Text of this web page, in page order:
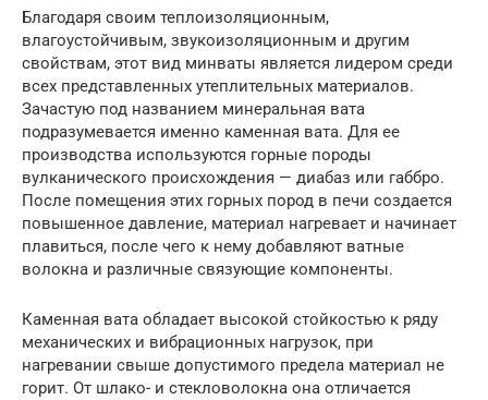
Благодаря своим теплоизоляционным,
влагоустойчивым, звукоизоляционным и другим
свойствам, этот вид минваты является лидером среди
всех представленных утеплительных материалов.
Зачастую под названием минеральная вата
подразумевается именно каменная вата. Для ее
производства используются горные породы
вулканического происхождения — диабаз или габбро.
После помещения этих горных пород в печи создается
повышенное давление, материал нагревает и начинает
плавиться, после чего к нему добавляют ватные
волокна и различные связующие компоненты.
Каменная вата обладает высокой стойкостью к ряду
механических и вибрационных нагрузок, при
нагревании свыше допустимого предела материал не
горит. От шлако- и стекловолокна она отличается